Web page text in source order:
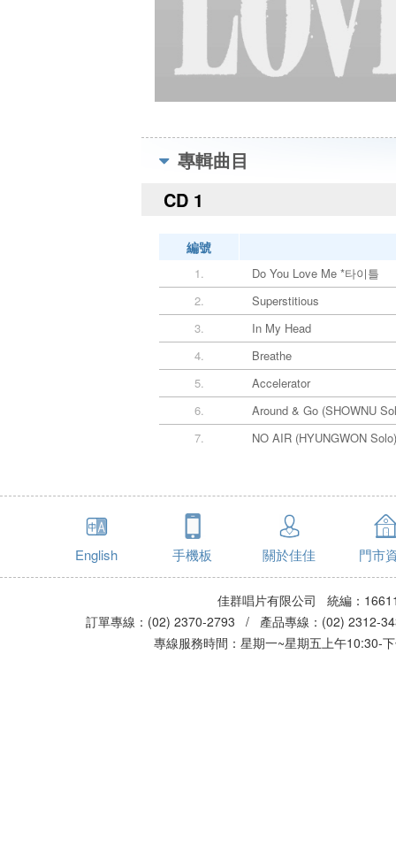
專輯曲目
CD 1
編號
1.
Do You Love Me *타이틀
2.
Superstitious
3.
In My Head
4.
Breathe
5.
Accelerator
6.
Around & Go (SHOWNU
7.
NO AIR (HYUNGWON Solo)
English 手機板 關於佳佳 門市
佳群唱片有限公司 統編：
訂單專線：(02) 2370-2793 / 產品專線：(02)
專線服務時間：星期一~星期五上午10:30-